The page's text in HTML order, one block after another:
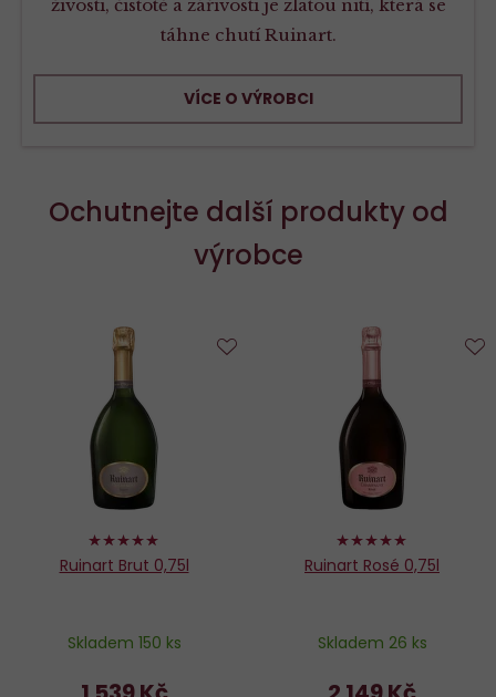
živosti, čistotě a zářivosti je zlatou nití, která se
táhne chutí Ruinart.
VÍCE O VÝROBCI
Ochutnejte další produkty od
výrobce
100%
Ruinart Brut 0,75l
Skladem 150 ks
100%
Ruinart Rosé 0,75l
Skladem 26 ks